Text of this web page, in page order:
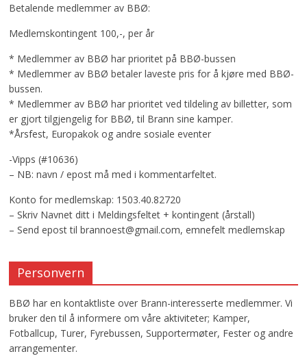
Betalende medlemmer av BBØ:
Medlemskontingent 100,-, per år
* Medlemmer av BBØ har prioritet på BBØ-bussen
* Medlemmer av BBØ betaler laveste pris for å kjøre med BBØ-
bussen.
* Medlemmer av BBØ har prioritet ved tildeling av billetter, som
er gjort tilgjengelig for BBØ, til Brann sine kamper.
*Årsfest, Europakok og andre sosiale eventer
-Vipps (#10636)
– NB: navn / epost må med i kommentarfeltet.
Konto for medlemskap: 1503.40.82720
– Skriv Navnet ditt i Meldingsfeltet + kontingent (årstall)
– Send epost til brannoest@gmail.com, emnefelt medlemskap
Personvern
BBØ har en kontaktliste over Brann-interesserte medlemmer. Vi
bruker den til å informere om våre aktiviteter; Kamper,
Fotballcup, Turer, Fyrebussen, Supportermøter, Fester og andre
arrangementer.